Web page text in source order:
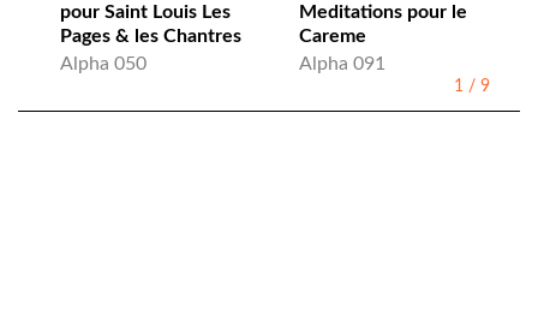
pour Saint Louis Les
Pages & les Chantres
Alpha 050
Meditations pour le
Careme
Alpha 091
1 / 9